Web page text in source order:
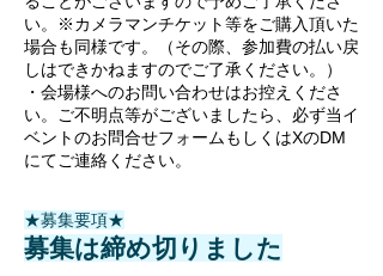
い。※カメラマンチケット等をご購入頂いた
場合も同様です。（その際、参加費の払い戻
しはできかねますのでご了承ください。）
・会場様へのお問い合わせはお控えくださ
い。ご不明点等がございましたら、必ず当イ
ベントのお問合せフォームもしくはXのDM
にてご連絡ください。​
​★募集要項★
​募集は締め切りました